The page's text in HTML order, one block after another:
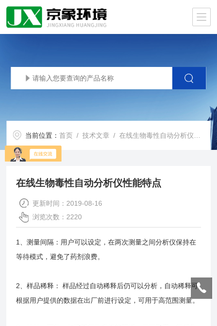
当前位置：首页 /技术文章 / 在线生物毒性自动分析仪性能特点
在线生物毒性自动分析仪性能特点
更新时间：2019-08-16
浏览次数：2220
1、测量间隔：用户可以设定，在两次测量之间分析仪保持在
等待模式，避免了药剂浪费。
2、样品稀释： 样品经过自动稀释后仍可以分析，自动稀释可
根据用户提供的数据在出厂前进行设定，可用于高范围测量。